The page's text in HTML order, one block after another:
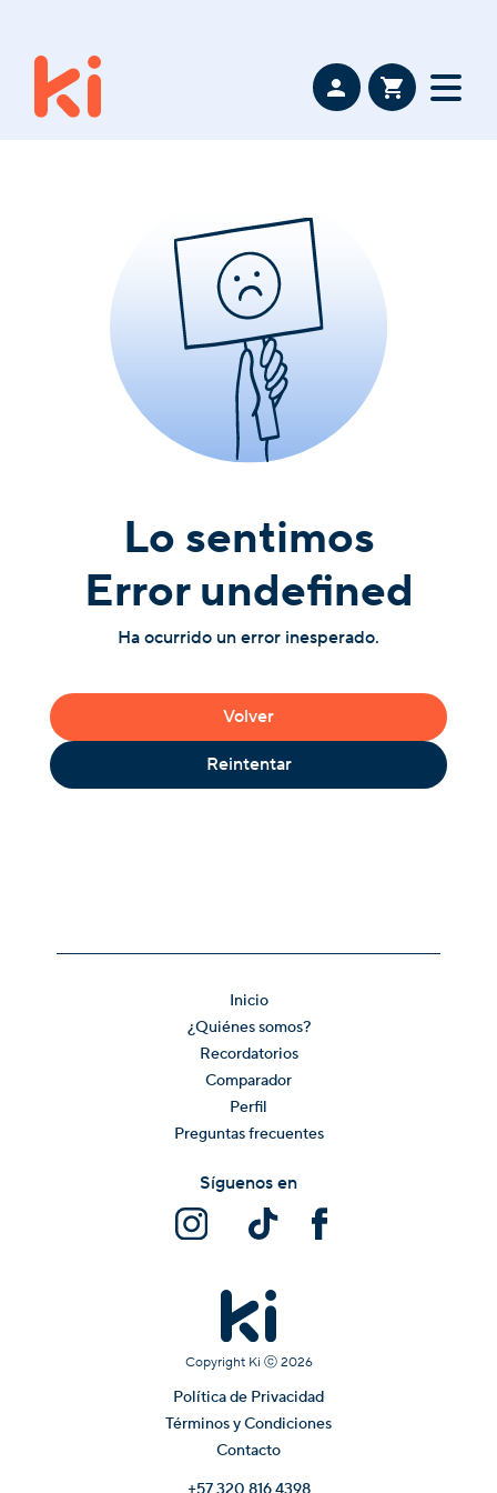
Lo sentimos
Error undefined
Ha ocurrido un error inesperado.
Volver
Reintentar
Inicio
¿Quiénes somos?
Recordatorios
Comparador
Perfil
Preguntas frecuentes
Copyright Ki ⓒ 2026
Política de Privacidad
Términos y Condiciones
Contacto
Síguenos en